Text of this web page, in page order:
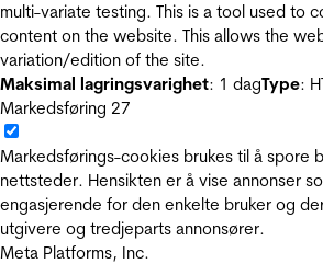
multi-variate testing. This is a tool used to
content on the website. This allows the
variation/edition of the site.
Maksimal lagringsvarighet: 1 dagType:
Markedsføring 27
Markedsførings-cookies brukes til å spore
nettsteder. Hensikten er å vise annonser
engasjerende for den enkelte bruker og
utgivere og tredjeparts annonsører.
Meta Platforms, Inc.